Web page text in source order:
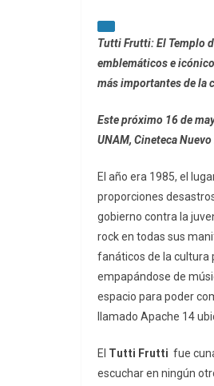
Tutti Frutti: El Templo
emblemáticos e
más importantes de la
Este próximo 16 de
UNAM, Cineteca
El año era 1985, el
proporciones
gobierno contra la
rock en todas sus
fanáticos de la cultura
empapándose de
espacio para poder
llamado Apache 14
El Tutti Frutti fue
escuchar en ningún